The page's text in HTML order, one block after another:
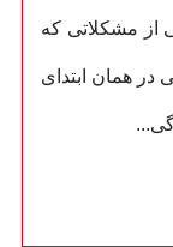
مشکلاتی که
همان ابتدای